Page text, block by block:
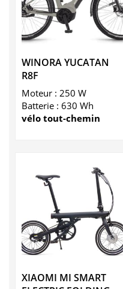
WINORA YUCATAN
R8F
Moteur : 250 W
Batterie : 630 Wh
vélo tout-chemin
XIAOMI MI SMART